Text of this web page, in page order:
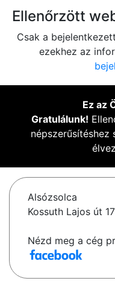
Ellenőrzött
Csak a
ezekhez az
Ez az
Gratulálunk!
népszerűsítéshez
Alsózsolca
Kossuth Lajos út 17
Nézd meg a cég